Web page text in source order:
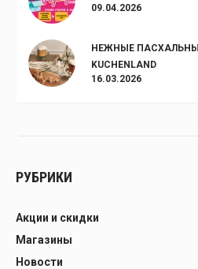
09.04.2026
НЕЖНЫЕ
KUCHENLAND
16.03.2026
РУБРИКИ
Акции и скидки
Магазины
Новости